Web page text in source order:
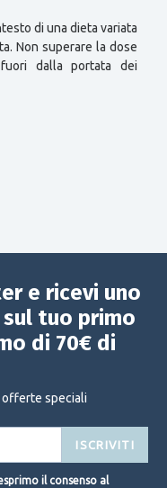
di una dieta variata
Non superare la dose
fuori dalla portata dei
e ricevi uno
tuo primo
di 70€ di
offerte speciali
ISCRIVITI
il consenso al